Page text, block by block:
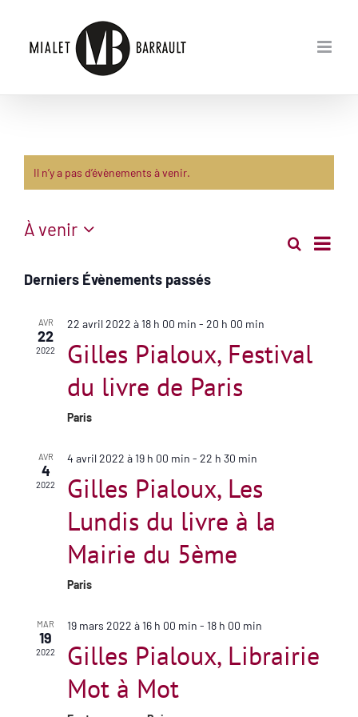
Il n’y a pas d’évènements à venir.
Recherche
de
Liste
À venir
date.
Derniers Évènements passés
AVR
22
2022
22 avril 2022 à 18 h 00 min - 20 h 00 min
Gilles Pialoux, Festival
du livre de Paris
Paris
AVR
4
2022
4 avril 2022 à 19 h 00 min - 22 h 30 min
Gilles Pialoux, Les
Lundis du livre à la
Mairie du 5ème
Paris
MAR
19
2022
19 mars 2022 à 16 h 00 min - 18 h 00 min
Gilles Pialoux, Librairie
Mot à Mot